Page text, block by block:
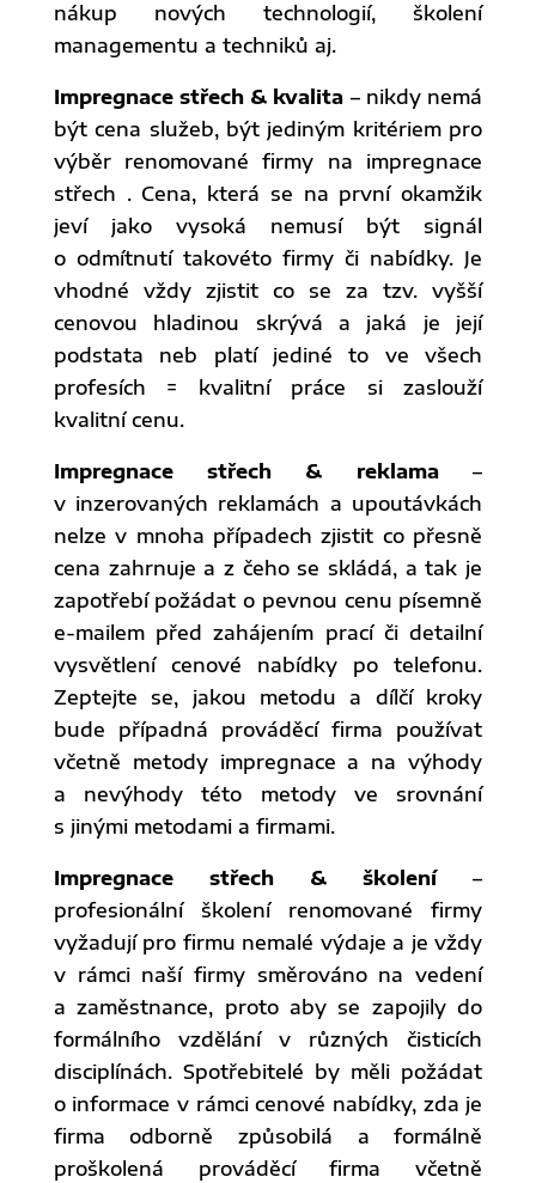
nákup nových technologií, školení
managementu a techniků aj.
Impregnace střech & kvalita – nikdy nemá
být cena služeb, být jediným kritériem pro
výběr renomované firmy na impregnace
střech . Cena, která se na první okamžik
jeví jako vysoká nemusí být signál
o odmítnutí takovéto firmy či nabídky. Je
vhodné vždy zjistit co se za tzv. vyšší
cenovou hladinou skrývá a jaká je její
podstata neb platí jediné to ve všech
profesích = kvalitní práce si zaslouží
kvalitní cenu.
Impregnace střech & reklama–
v inzerovaných reklamách a upoutávkách
nelze v mnoha případech zjistit co přesně
cena zahrnuje a z čeho se skládá, a tak je
zapotřebí požádat o pevnou cenu písemně
e-mailem před zahájením prací či detailní
vysvětlení cenové nabídky po telefonu.
Zeptejte se, jakou metodu a dílčí kroky
bude případná prováděcí firma používat
včetně metody impregnace a na výhody
a nevýhody této metody ve srovnání
s jinými metodami a firmami.
Impregnace střech & školení–
profesionální školení renomované firmy
vyžadují pro firmu nemalé výdaje a je vždy
v rámci naší firmy směrováno na vedení
a zaměstnance, proto aby se zapojily do
formálního vzdělání v různých čisticích
disciplínách. Spotřebitelé by měli požádat
o informace v rámci cenové nabídky, zda je
firma odborně způsobilá a formálně
proškolená prováděcí firma včetně